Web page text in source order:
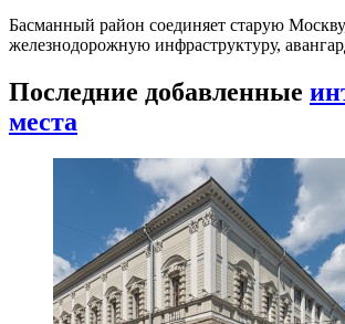
Басманный район соединяет старую
железнодорожную инфраструктуру,
Последние добавленные
места